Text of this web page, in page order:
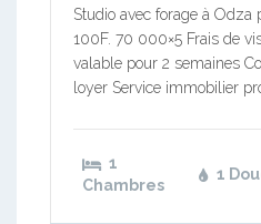
Studio avec forage à Odza
100F. 70 000×5 Frais de
valable pour 2 semaines
loyer Service immobilier
1
Chambres
1